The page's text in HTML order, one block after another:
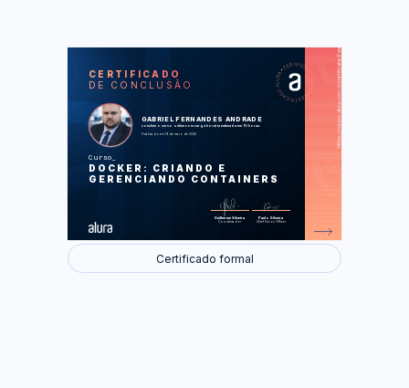
CERTIFICADO
DE CONCLUSÃO
GABRIEL FERNANDES ANDRADE
concluiu o curso online com carga horária estimada em 10 horas.
Finalizado em 19 de maio de 2026
Curso
DOCKER: CRIANDO E
GERENCIANDO CONTAINERS
Guilherme Silveira
Coordenador
Paulo Silveira
Chief Vision Officer
https://cursos.alura.com.br/certificate/6ea0fcf1-6f70-49c4-8651-8c5fe4b61900
LAS
Conhecendo o Docker
Os primeiros comandos
Persistindo dados
Comunicação através de redes
Certificado formal